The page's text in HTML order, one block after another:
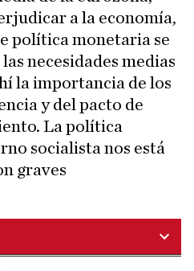
a la economía,
política monetaria se
necesidades medias
la importancia de los
y del pacto de
La política
socialista nos está
graves